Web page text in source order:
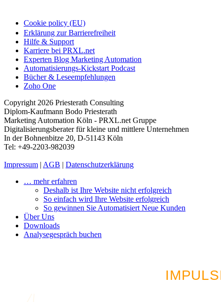
Cookie policy (EU)
Erklärung zur Barrierefreiheit
Hilfe & Support
Karriere bei PRXL.net
Experten Blog Marketing Automation
Automatisierungs-Kickstart Podcast
Bücher & Leseempfehlungen
Zoho One
Copyright 2026 Priesterath Consulting
Diplom-Kaufmann Bodo Priesterath
Marketing Automation Köln - PRXL.net Gruppe
Digitalisierungsberater für kleine und mittlere Unternehmen
In der Bohnenbitze 20, D-51143 Köln
Tel: +49-2203-982039
Impressum | AGB | Datenschutzerklärung
… mehr erfahren
Deshalb ist Ihre Website nicht erfolgreich
So einfach wird Ihre Website erfolgreich
So gewinnen Sie Automatisiert Neue Kunden
Über Uns
Downloads
Analysegespräch buchen